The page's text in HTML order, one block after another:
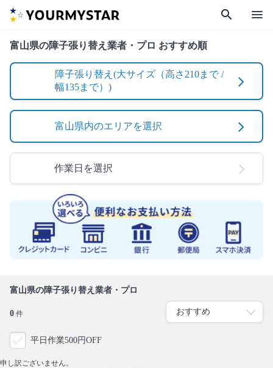
search menu
富山県の障子張り替え業者・プロ おすすめ順
障子張り替え(大サイズ（高さ210まで /
幅135まで）)
富山県内のエリアを選択
作業日を選択
富山県の障子張り替え業者・プロ
0 件
平日作業500円OFF
申し訳ございません。